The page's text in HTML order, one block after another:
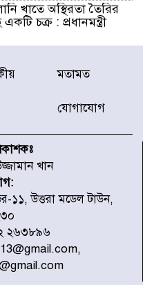
খাতে অস্থিরতা তৈরির
একটি চক্র : প্রধানমন্ত্রী
আঘাতে জাপানে
জিডিপির ৫ শতাংশ
স্থানীয় সরকার মন্ত্রীর
ঘুরে দেখলেন এনসিপি
নেভাতে গিয়ে
বিধ্বস্ত, নিহত ১
মতামত
যোগাযোগ
খান
১১, উত্তরা মডেল টাউন,
২৬৩৮৯৬